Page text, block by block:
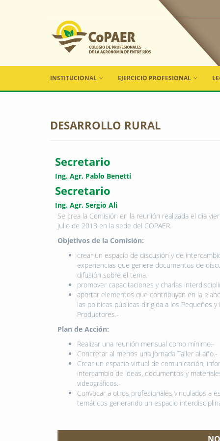
COPAER
INSTITUCIONAL EJERCICIO PROFESIONAL
DESARROLLO RURAL
Secretario
Ing. Agr. Pablo Benetti
Secretario
Ing. Agr. Sergio Ali
Se crea la Comisión en la reunión realizada el día
julio de 2013 en la sede del COPAER.
Objetivos de la Comisión:
crear un espacio de discusión y de
experiencias que genere documentos de
difusión sobre el tema.-
promover capacitaciones y charlas
aportar elementos que contribuyan en la
las políticas públicas dirigida a los Pequeños y
Productores.-
Plan de Acción:
Realizar una reunión mensual como mínimo.-
Concretar al menos una Jornada Taller al año.-
Crear un espacio virtual de comunicación,
intercambio de ideas, documentos y
videográficos.-
Convocar a otros profesionales vinculados a
temáticos generando un espacio